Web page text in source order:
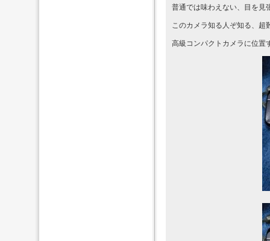
普通では味わえない、目を見
このカメラ知る人ぞ知る、超
高級コンパクトカメラに位置